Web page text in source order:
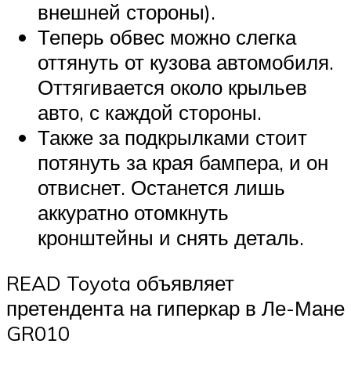
внешней стороны).
Теперь обвес можно слегка
оттянуть от кузова автомобиля.
Оттягивается около крыльев
авто, с каждой стороны.
Также за подкрылками стоит
потянуть за края бампера, и он
отвиснет. Останется лишь
аккуратно отомкнуть
кронштейны и снять деталь.
READ Toyota объявляет
претендента на гиперкар в Ле-Мане
GR010